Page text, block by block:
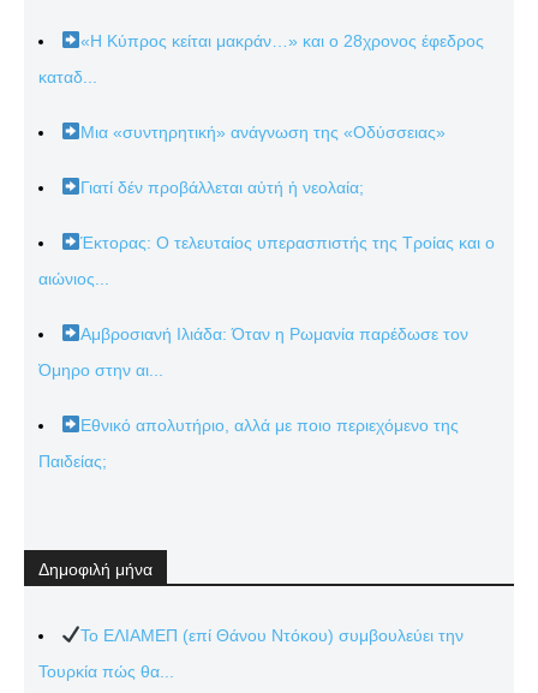
«Η Κύπρος κείται μακράν…» και ο 28χρονος έφεδρος
καταδ...
Μια «συντηρητική» ανάγνωση της «Οδύσσειας»
Γιατί δέν προβάλλεται αὐτή ἡ νεολαία;
Έκτορας: Ο τελευταίος υπερασπιστής της Τροίας και ο
αιώνιος...
Αμβροσιανή Ιλιάδα: Όταν η Ρωμανία παρέδωσε τον
Όμηρο στην αι...
Εθνικό απολυτήριο, αλλά με ποιο περιεχόμενο της
Παιδείας;
Δημοφιλή μήνα
Το ΕΛΙΑΜΕΠ (επί Θάνου Ντόκου) συμβουλεύει την
Τουρκία πώς θα...